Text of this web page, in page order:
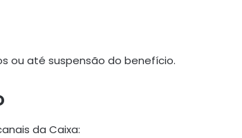
ou até suspensão do benefício.
da Caixa: